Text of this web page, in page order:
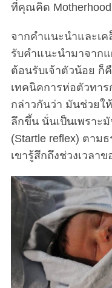
ที่คุณคิด
จากคำแนะนำและเ
รับคำแนะนำมาจาก
ต้อนรับเจ้าตัวน้อย ก็
เทคนิคการห่อตัวทา
กล่าวกันว่า มันช่วยใ
ลึกขึ้น นั่นเป็นเพราะ
(Startle reflex) ตาม
เขารู้สึกถึงช่วงเวลา